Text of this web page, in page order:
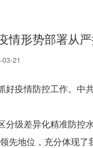
情形势部署从
21
疫情防控工作。中
级差异化精准防控
地位，充分体现了